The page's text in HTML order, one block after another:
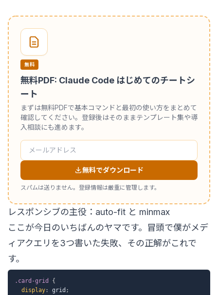
無料
無料PDF: Claude Code はじめてのチートシ
ート
まずは無料PDFで基本コマンドと最初の使い方をまとめて
確認してください。登録後はそのままテンプレート集や導
入相談にも進めます。
無料でダウンロード
スパムは送りません。登録情報は厳重に管理します。
レスポンシブの主役：auto-fit と minmax
ここが今日のいちばんのヤマです。冒頭で僕がメデ
ィアクエリを3つ書いた失敗、その正解がこれで
す。
.card-grid
{
display: grid ;